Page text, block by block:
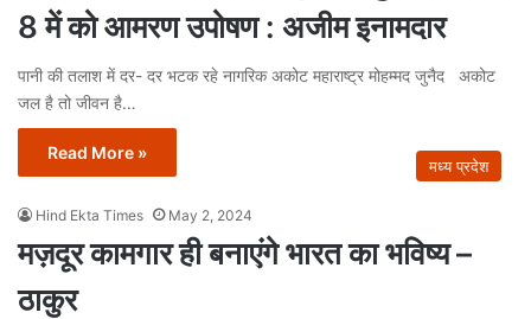
8 में को आमरण उपोषण : अजीम इनामदार
पानी की तलाश में दर- दर भटक रहे नागरिक अकोट महाराष्ट्र मोहम्मद जुनैद अकोट
जल है तो जीवन है…
Read More »
मध्य प्रदेश
Hind Ekta Times May 2, 2024
मज़दूर कामगार ही बनाएंगे भारत का भविष्य –
ठाकुर